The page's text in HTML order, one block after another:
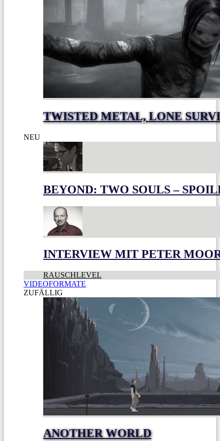
TWISTED METAL, LONE
NEU
BEYOND: TWO SOULS –
INTERVIEW MIT PETER
RAUSCHLEVEL
VIDEOFORMATE
ZUFÄLLIG
ANOTHER WORLD